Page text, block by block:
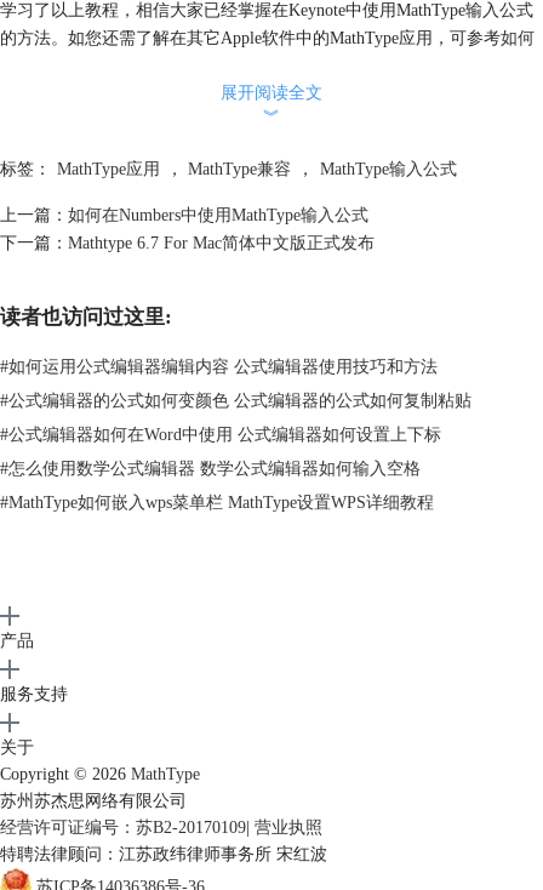
学习了以上教程，相信大家已经掌握在Keynote中使用MathType输入公式
的方法。如您还需了解在其它Apple软件中的MathType应用，可参考如何
展开阅读全文
︾
标签： MathType应用 ， MathType兼容 ， MathType输入公式
上一篇： 如何在Numbers中使用MathType输入公式
下一篇： Mathtype 6.7 For Mac简体中文版正式发布
读者也访问过这里:
#如何运用公式编辑器编辑内容 公式编辑器使用技巧和方法
#公式编辑器的公式如何变颜色 公式编辑器的公式如何复制粘贴
#公式编辑器如何在Word中使用 公式编辑器如何设置上下标
#怎么使用数学公式编辑器 数学公式编辑器如何输入空格
#MathType如何嵌入wps菜单栏 MathType设置WPS详细教程
产品
服务支持
关于
Copyright © 2026 MathType
苏州苏杰思网络有限公司
经营许可证编号：苏B2-20170109 营业执照
特聘法律顾问：江苏政纬律师事务所 宋红波